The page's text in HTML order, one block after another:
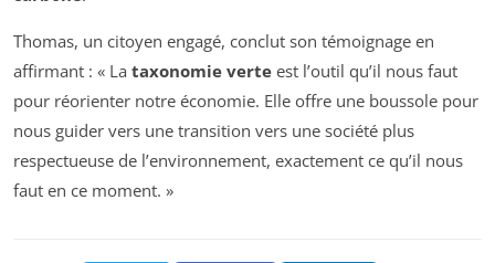
Thomas, un citoyen engagé, conclut son témoignage en
affirmant : « La taxonomie verte est l’outil qu’il nous faut
pour réorienter notre économie. Elle offre une boussole pour
nous guider vers une transition vers une société plus
respectueuse de l’environnement, exactement ce qu’il nous
faut en ce moment. »